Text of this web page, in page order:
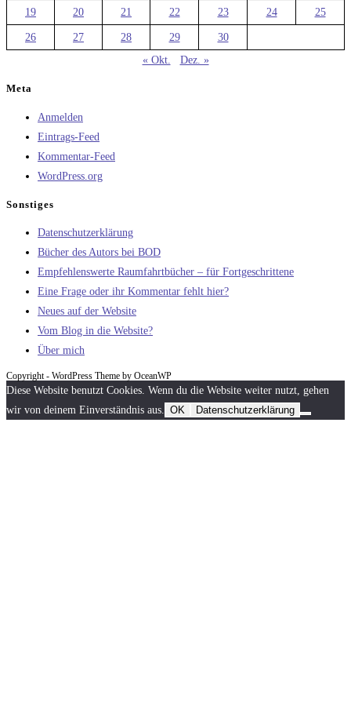
19 20 21 22 23 24 25
26 27 28 29
30
« Okt.
Dez. »
Meta
Anmelden
Eintrags-Feed
Kommentar-Feed
WordPress.org
Sonstiges
Datenschutzerklärung
Bücher des Autors bei BOD
Empfehlenswerte Raumfahrtbücher – für Fortgeschrittene
Eine Frage oder ihr Kommentar fehlt hier?
Neues auf der Website
Vom Blog in die Website?
Über mich
Copyright - WordPress Theme by OceanWP
Diese Website benutzt Cookies. Wenn du die Website weiter nutzt, gehen
wir von deinem Einverständnis aus. OK Datenschutzerklärung